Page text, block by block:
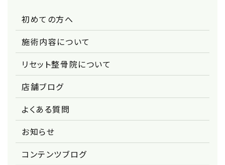
初めての方へ
施術内容について
リセット整骨院について
店舗ブログ
よくある質問
お知らせ
コンテンツブログ